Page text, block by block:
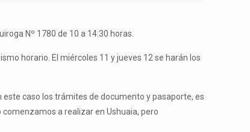
Nº 1780 de 10 a 14:30 horas.
horario. El miércoles 11 y jueves 12 se harán los
caso los trámites de documento y pasaporte, es
a realizar en Ushuaia, pero